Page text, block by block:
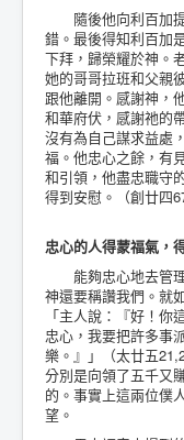
隨後他向利百加提
錯。最後得知利百加
下拜，歸榮耀於神。
她的哥哥拉班和父親
跟他離開。感謝神，
和華府伏，感謝祂的
沒有為自己謀求益處
福。他忠心之餘，有
和引領，他盡忠職守
得到安慰。（創廿四67
忠心的人得蒙福氣，
能夠忠心地去管理
神還要稱讚我們。就
「主人說：『好！
忠心，我要把許多事
樂。』」（太廿五
分別是向領了五千又
的。事實上這兩位僕
望。